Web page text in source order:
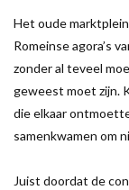
Het oude
Romeinse agora’s
zonder al teveel
geweest moet zijn.
die elkaar
samenkwamen om
Juist doordat de